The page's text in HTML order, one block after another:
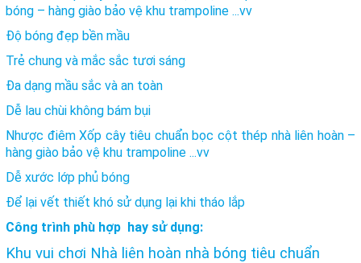
bóng – hàng giào bảo vệ khu trampoline ...vv
Độ bóng đẹp bền mầu
Trẻ chung và mắc sắc tươi sáng
Đa dạng mầu sắc và an toàn
Dễ lau chùi không bám bụi
Nhược điêm Xốp cây tiêu chuẩn bọc cột thép nhà liên hoàn –
hàng giào bảo vệ khu trampoline ...vv
Dễ xước lớp phủ bóng
Để lại vết thiết khó sử dụng lại khi tháo lắp
Công trình phù hợp hay sử dụng:
Khu vui chơi Nhà liên hoàn nhà bóng tiêu chuẩn